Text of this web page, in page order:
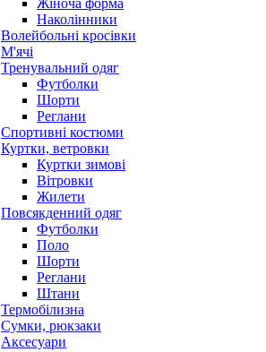
Наколінники
Волейбольні кросівки
М'ячі
Тренувальний одяг
Футболки
Шорти
Реглани
Спортивні костюми
Куртки, ветровки
Куртки зимові
Вітровки
Жилети
Повсякденний одяг
Футболки
Поло
Шорти
Реглани
Штани
Термобілизна
Сумки, рюкзаки
Аксесуари